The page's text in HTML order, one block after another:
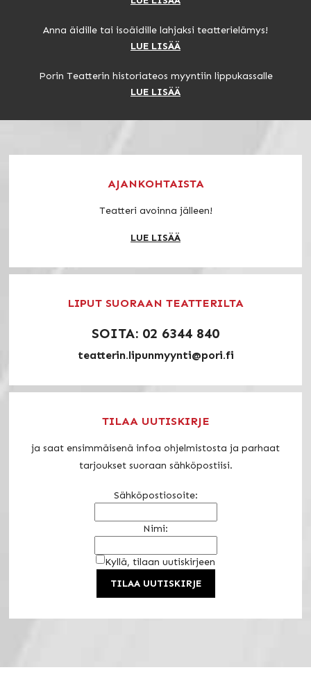
Anna äidille tai isoäidille lahjaksi teatterielämys!
LUE LISÄÄ
Porin Teatterin historiateos myyntiin lippukassalle
LUE LISÄÄ
AJANKOHTAISTA
Teatteri avoinna jälleen!
LUE LISÄÄ
LIPUT SUORAAN TEATTERILTA
SOITA: 02 6344 840
teatterin.lipunmyynti@pori.fi
TILAA UUTISKIRJE
ja saat ensimmäisenä infoa ohjelmistosta ja parhaat
tarjoukset suoraan sähköpostiisi.
Sähköpostiosoite:
Nimi:
Kyllä, tilaan uutiskirjeen